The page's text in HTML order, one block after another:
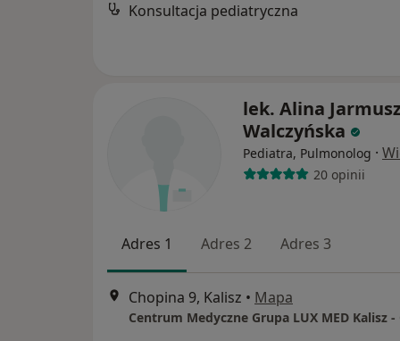
Konsultacja pediatryczna
lek. Alina
Walczyńska
Pediatra, Pulmonolog ·
20 opinii
Adres 1 Adres 2 Adres 3
Chopina 9, Kalisz • Mapa